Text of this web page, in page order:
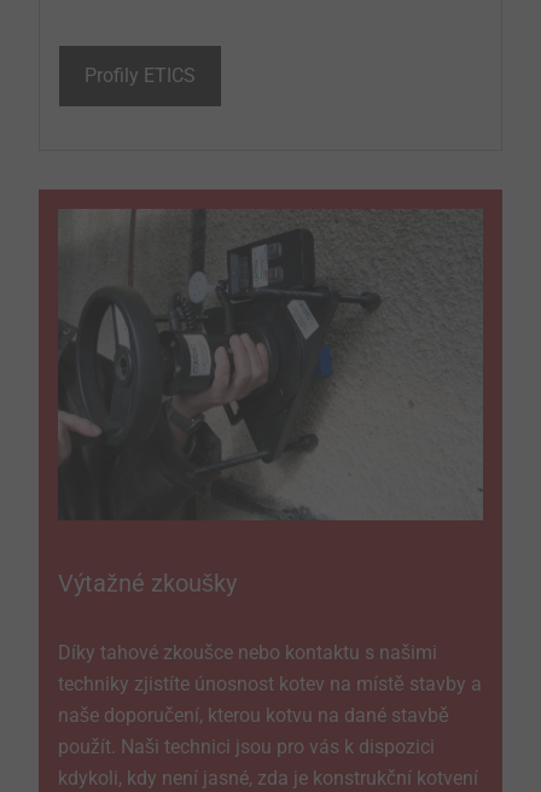
Profily ETICS
Výtažné zkoušky
Díky tahové zkoušce nebo kontaktu s našimi
techniky zjistíte únosnost kotev na místě stavby a
naše doporučení, kterou kotvu na dané stavbě
použít. Naši technici jsou pro vás k dispozici
kdykoli, kdy není jasné, zda je konstrukční kotvení